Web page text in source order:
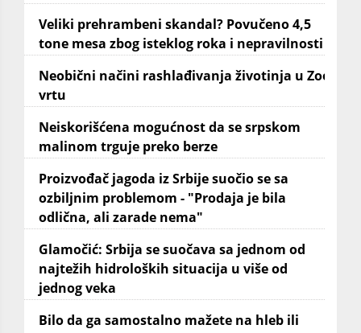
Veliki prehrambeni skandal? Povučeno 4,5
tone mesa zbog isteklog roka i nepravilnosti
Neobični načini rashlađivanja životinja u Zoo
vrtu
Neiskorišćena mogućnost da se srpskom
malinom trguje preko berze
Proizvođač jagoda iz Srbije suočio se sa
ozbiljnim problemom - "Prodaja je bila
odlična, ali zarade nema"
Glamočić: Srbija se suočava sa jednom od
najtežih hidroloških situacija u više od
jednog veka
Bilo da ga samostalno mažete na hleb ili